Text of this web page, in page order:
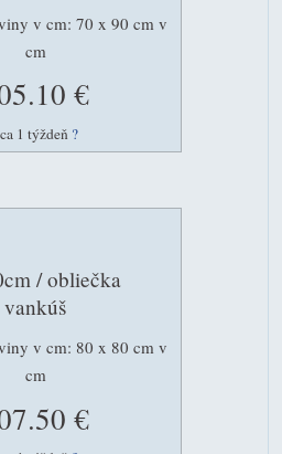
v cm: 70 x 90 cm v
cm
€
1 týždeň ?
/ obliečka
vankúš
v cm: 80 x 80 cm v
cm
€